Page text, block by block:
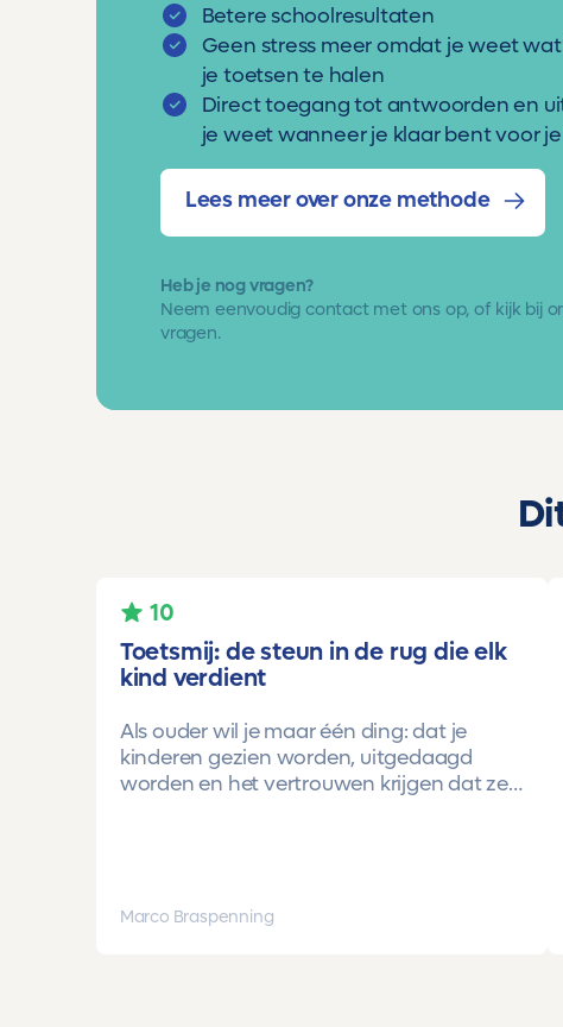
Betere schoolresultaten
Geen stress meer omdat je weet
je toetsen te halen
Direct toegang tot antwoorden en
je weet wanneer je klaar bent voor
Lees meer over onze methode
Heb je nog vragen?
Neem eenvoudigcontact met ons op, of kijk bij
vragen.
10
Toetsmij: de steun in de rug die elk
kind verdient
Als ouder wil je maar één ding: dat je
kinderen gezien worden, uitgedaagd
worden en het vertrouwen krijgen dat ze
Onze oudste dochter begon ooit op
Marco Braspenning